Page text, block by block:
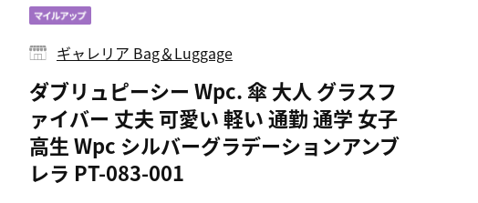
ギャレリア Bag＆Luggage
ダブリュピーシー Wpc. 傘 大人 グラスフ
ァイバー 丈夫 可愛い 軽い 通勤 通学 女子
高生 Wpc シルバーグラデーションアンブ
レラ PT-083-001